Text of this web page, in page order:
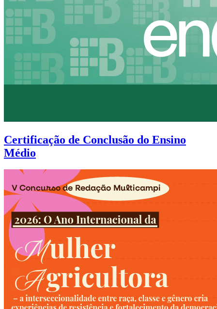
Certificação de Conclusão do Ensino
Médio